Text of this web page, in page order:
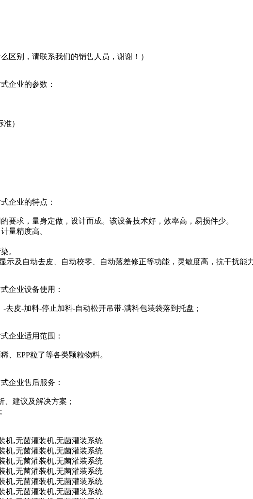
区别，请联系我们的销售人员，谢谢！）
企业的参数：
）
企业的特点：
要求，量身定做，设计而成。该设备技术好，效率高，易损件少。
量精度高。
。
示及自动去皮、自动校零、自动落差修正等功能，灵敏度高，抗干扰能
企业设备使用：
皮-加料-停止加料-自动松开吊带-满料包装袋落到托盘；
企业适用范围：
、EPP粒了等各类颗粒物料。
企业售后服务：
、建议及解决方案；